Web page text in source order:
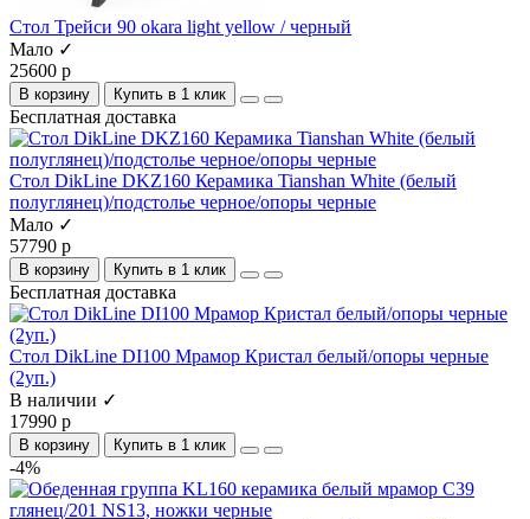
Стол Трейси 90 okara light yellow / черный
Мало ✓
25600 р
В корзину Купить в 1 клик
Бесплатная доставка
Стол DikLine DKZ160 Керамика Tianshan White (белый
полуглянец)/подстолье черное/опоры черные
Мало ✓
57790 р
В корзину Купить в 1 клик
Бесплатная доставка
Стол DikLine DI100 Мрамор Кристал белый/опоры черные
(2уп.)
В наличии ✓
17990 р
В корзину Купить в 1 клик
-4%